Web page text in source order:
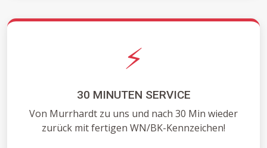
⚡
30 MINUTEN SERVICE
Von Murrhardt zu uns und nach 30 Min wieder
zurück mit fertigen WN/BK-Kennzeichen!